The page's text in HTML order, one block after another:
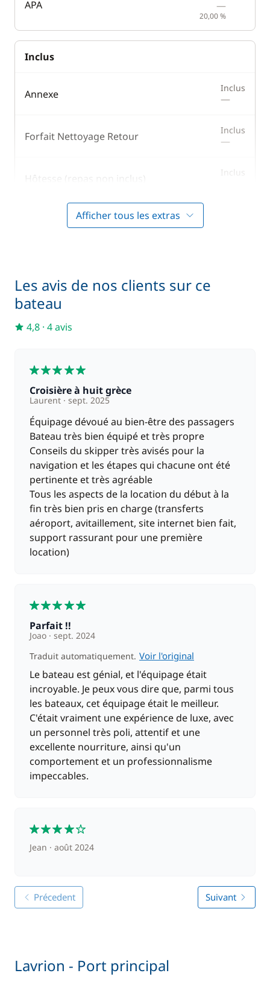
APA —
20,00 %
Inclus
Annexe Inclus
—
Forfait Nettoyage Retour Inclus
—
Hôtesse (repas non inclus) Inclus
Serviettes
Afficher tous les extras
Les avis de nos clients sur ce
bateau
4,8 · 4 avis
Croisière à huit grèce
Laurent sept. 2025
Équipage dévoué au bien-être des passagers
Bateau très bien équipé et très propre
Conseils du skipper très avisés pour la
navigation et les étapes qui chacune ont été
pertinente et très agréable
Tous les aspects de la location du début à la
fin très bien pris en charge (transferts
aéroport, avitaillement, site internet bien fait,
support rassurant pour une première
location)
Parfait !!
Joao
sept. 2024
Traduit automatiquement. Voir l'original
Le bateau est génial, et l'équipage était
incroyable. Je peux vous dire que, parmi tous
les bateaux, cet équipage était le meilleur.
C'était vraiment une expérience de luxe, avec
un personnel très poli, attentif et une
excellente nourriture, ainsi qu'un
comportement et un professionnalisme
impeccables.
Jean août 2024
Précedent Suivant
Lavrion - Port principal